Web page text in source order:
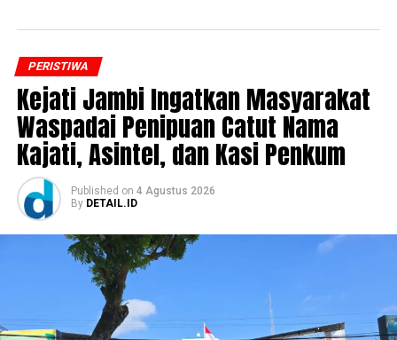
PERISTIWA
‎Kejati Jambi Ingatkan Masyarakat
Waspadai Penipuan Catut Nama
Kajati, Asintel, dan Kasi Penkum
Published on 4 Agustus 2026
By DETAIL.ID